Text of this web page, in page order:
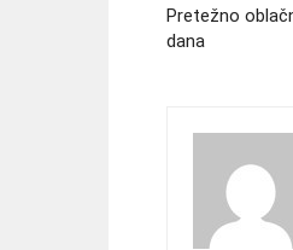
Pretežno
dana